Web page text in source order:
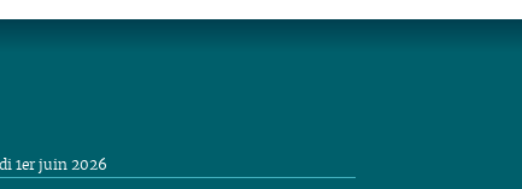
1er juin 2026